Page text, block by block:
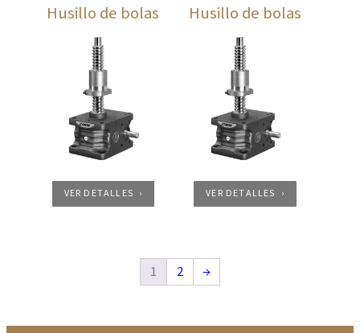
Husillo de bolas
VER DETALLES
Husillo de bolas
VER DETALLES
1 2 →